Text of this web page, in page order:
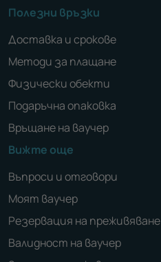
Полезни връзки
Доставка и срокове
Методи за плащане
Физически обекти
Подаръчна опаковка
Връщане на ваучер
Вижте още
Въпроси и отговори
Моят ваучер
Резервация на преживяване
Валидност на ваучер